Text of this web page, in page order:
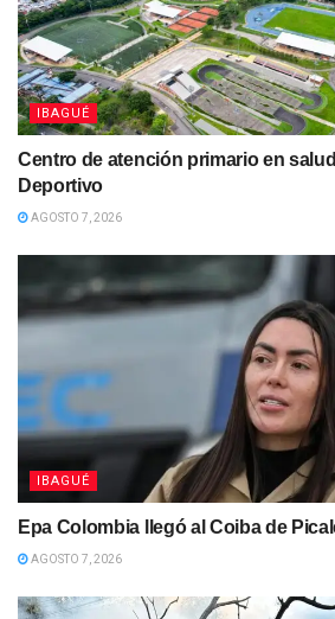
IBAGUÉ
Centro de atención primario en
Deportivo
AGOSTO 7, 2026
IBAGUÉ
Epa Colombia llegó al Coiba de
AGOSTO 7, 2026